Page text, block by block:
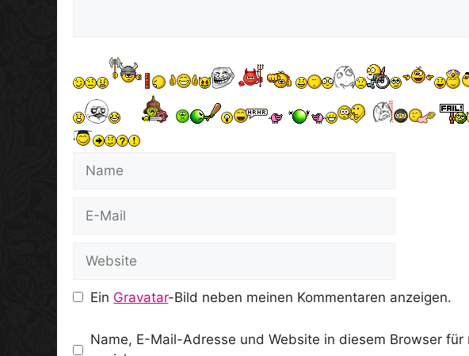
Mail
Ein Gravatar-Bild neben meinen Kommentaren anzeigen.
Name, E-Mail-Adresse und Website in diesem Browser für